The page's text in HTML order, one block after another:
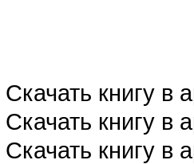
Скачать книгу в
Скачать книгу в
Скачать книгу в